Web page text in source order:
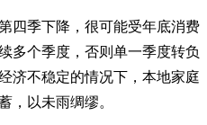
四季下降，很可能受年底消费
多个季度，否则单一季度转负
济不稳定的情况下，本地家庭
，以未雨绸缪。